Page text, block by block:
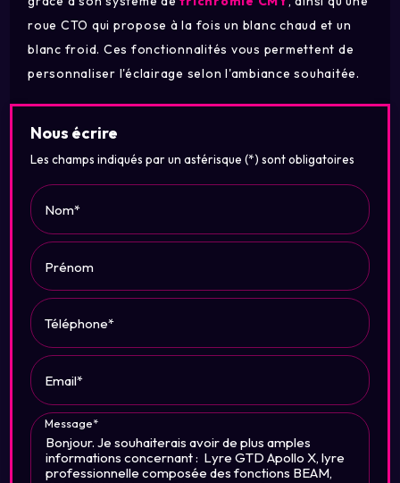
roue CTO qui propose à la fois un blanc chaud et un
blanc froid. Ces fonctionnalités vous permettent de
personnaliser l'éclairage selon l'ambiance souhaitée.
Nous écrire
Les champs indiqués par un astérisque (*) sont obligatoires
Nom*
Prénom
Téléphone*
Email*
Message*